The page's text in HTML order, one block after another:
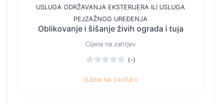
USLUGA ODRŽAVANJA EKSTERIJERA ILI USLUGA
PEJZAŽNOG UREĐENJA
Oblikovanje i šišanje živih ograda i tuja
Cijena na zahtjev
(-)
CIJENA NA ZAHTJEV